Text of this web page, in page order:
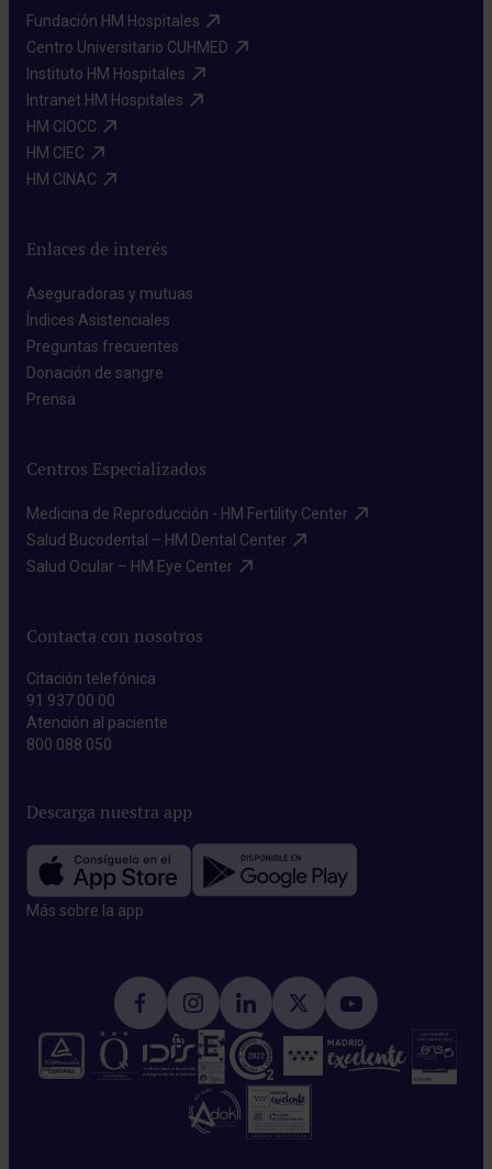
Fundación HM Hospitales​
Centro Universitario CUHMED​
Instituto HM Hospitales​
Intranet HM Hospitales​
HM CIOCC​
HM CIEC​
HM CINAC​
Enlaces de interés
Aseguradoras y mutuas​
Índices Asistenciales​
Preguntas frecuentes​
Donación de sangre​
Prensa​
Centros Especializados
Medicina de Reproducción - HM Fertility Center​
Salud Bucodental – HM Dental Center​
Salud Ocular – HM Eye Center​
Contacta con nosotros
Citación telefónica
91 937 00 00
Atención al paciente
800 088 050
Descarga nuestra app
Más sobre la app​